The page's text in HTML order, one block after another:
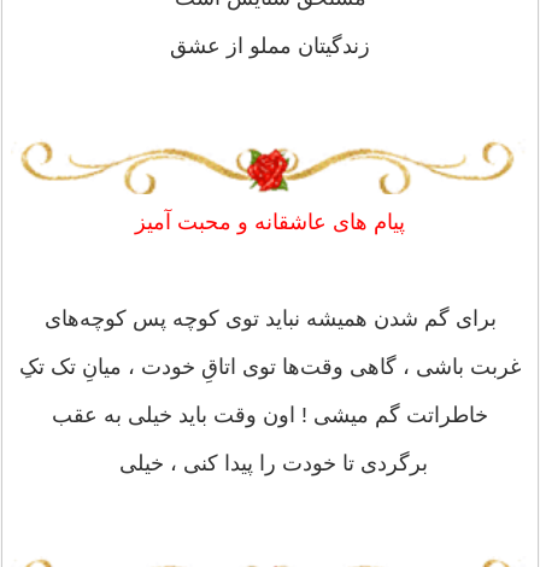
زندگیتان مملو از عشق
پیام های عاشقانه و محبت آمیز
برای گم شدن همیشه نباید توی کوچه پس کوچه‌های
غربت باشی ، گاهی وقت‌ها توی اتاقِ خودت ، میانِ تک تکِ
خاطراتت گم میشی ! اون وقت باید خیلی به عقب
برگردی تا خودت را پیدا کنی ، خیلی